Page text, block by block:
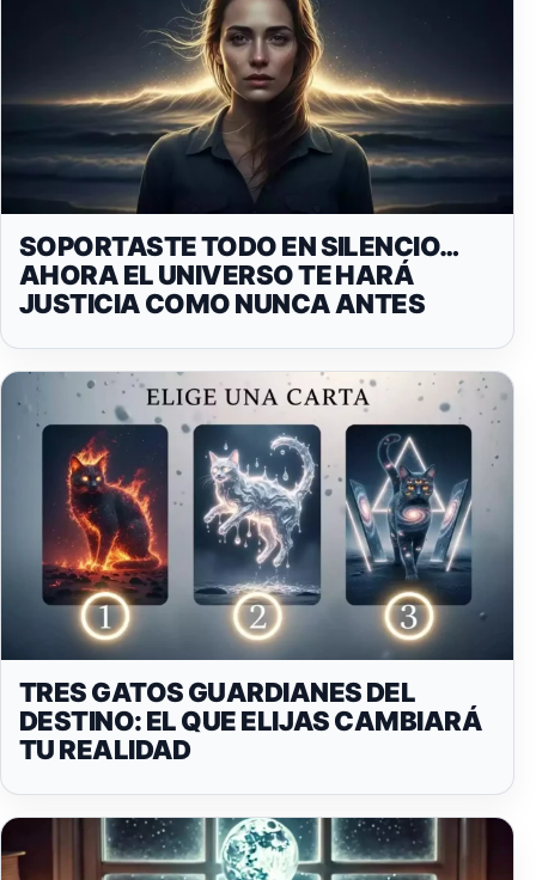
SOPORTASTE TODO EN SILENCIO…
AHORA EL UNIVERSO TE HARÁ
JUSTICIA COMO NUNCA ANTES
TRES GATOS GUARDIANES DEL
DESTINO: EL QUE ELIJAS CAMBIARÁ
TU REALIDAD